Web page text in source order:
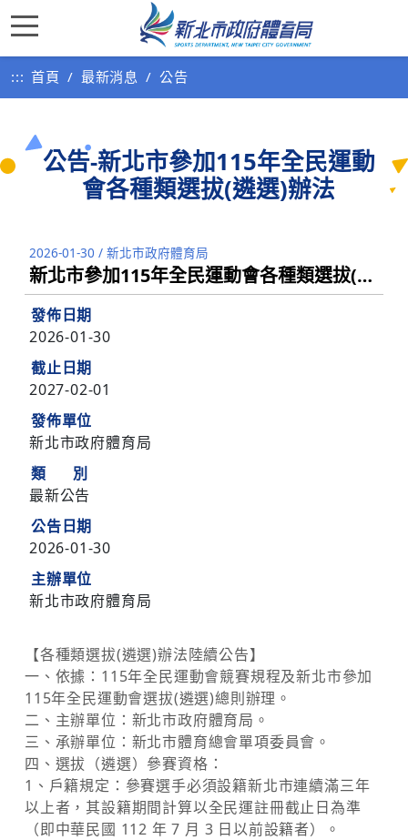
::: 首頁 最新消息 公告
公告-新北市參加115年全民運動
會各種類選拔(遴選)辦法
2026-01-30 / 新北市政府體育局
新北市參加115年全民運動會各種類選拔(遴選)辦法
發佈日期
2026-01-30
截止日期
2027-02-01
發佈單位
新北市政府體育局
類 別
最新公告
公告日期
2026-01-30
主辦單位
新北市政府體育局
【各種類選拔(遴選)辦法陸續公告】
一、依據：115年全民運動會競賽規程及新北市參加
115年全民運動會選拔(遴選)總則辦理。
二、主辦單位：新北市政府體育局。
三、承辦單位：新北市體育總會單項委員會。
四、選拔（遴選）參賽資格：
1、戶籍規定：參賽選手必須設籍新北市連續滿三年
以上者，其設籍期間計算以全民運註冊截止日為準
（即中華民國 112 年 7 月 3 日以前設籍者）。